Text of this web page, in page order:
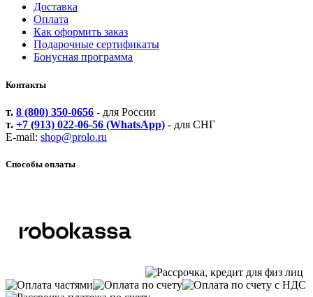
Доставка
Оплата
Как оформить заказ
Подарочные сертификаты
Бонусная программа
Контакты
т. 8 (800) 350-0656 - для России
т. +7 (913) 022-06-56 (WhatsApp) - для СНГ
E-mail: shop@prolo.ru
Способы оплаты